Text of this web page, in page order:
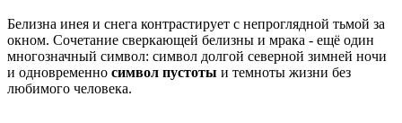
Белизна инея и снега контрастирует с непроглядной тьмой за
окном. Сочетание сверкающей белизны и мрака - ещё один
многозначный символ: символ долгой северной зимней ночи
и одновременно символ пустоты и темноты жизни без
любимого человека.